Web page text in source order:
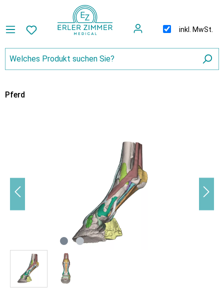
inkl. MwSt.
Pferd